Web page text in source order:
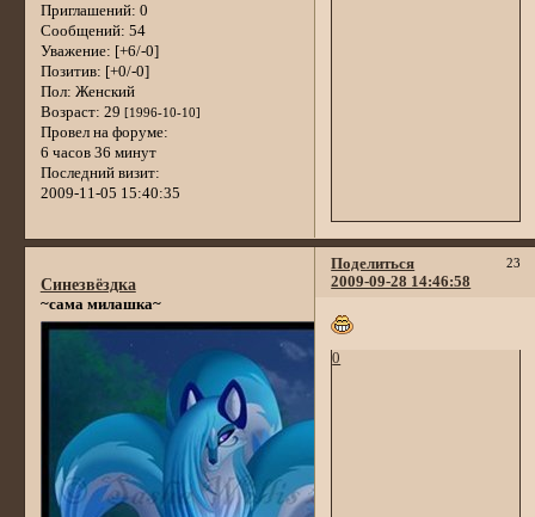
Приглашений: 0
Сообщений: 54
Уважение: [+6/-0]
Позитив: [+0/-0]
Пол: Женский
Возраст: 29 [1996-10-10]
Провел на форуме:
6 часов 36 минут
Последний визит:
2009-11-05 15:40:35
Поделиться 23
2009-09-28 14:46:58
Синезвёздка
~сама милашка~
0